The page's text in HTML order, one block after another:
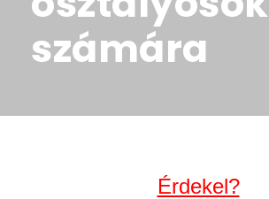
számára
Érdekel?